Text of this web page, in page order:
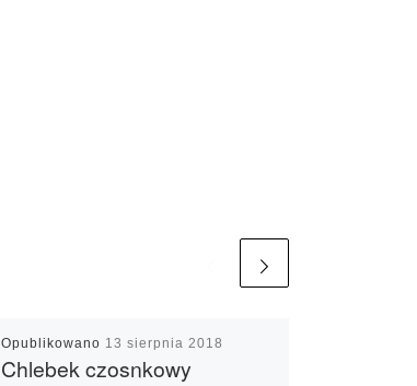
Opublikowano 13 sierpnia 2018
Chlebek czosnkowy